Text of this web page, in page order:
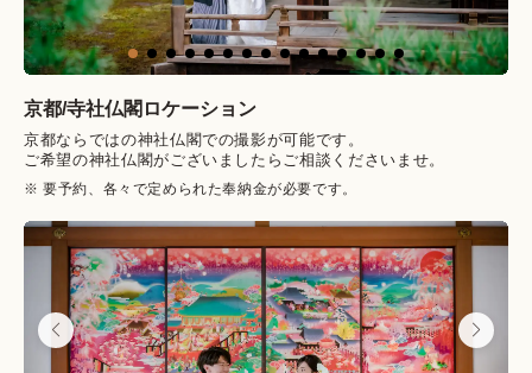
京都/寺社仏閣 ロケーション
京都ならではの神社仏閣での撮影が可能です。
ご希望の神社仏閣がございましたらご相談くださいませ。
※ 要予約、各々で定められた奉納金が必要です。